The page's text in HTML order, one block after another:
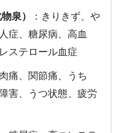
泉）
：きりきず、や
症、糖尿病、高血
ステロール血症
痛、関節痛、うち
害、うつ状態、疲労